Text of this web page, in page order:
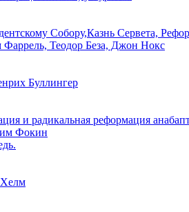
Собору,Казнь Сервета,
Теодор Беза, Джон Нокс
Буллингер
и радикальная реформация
Фокин